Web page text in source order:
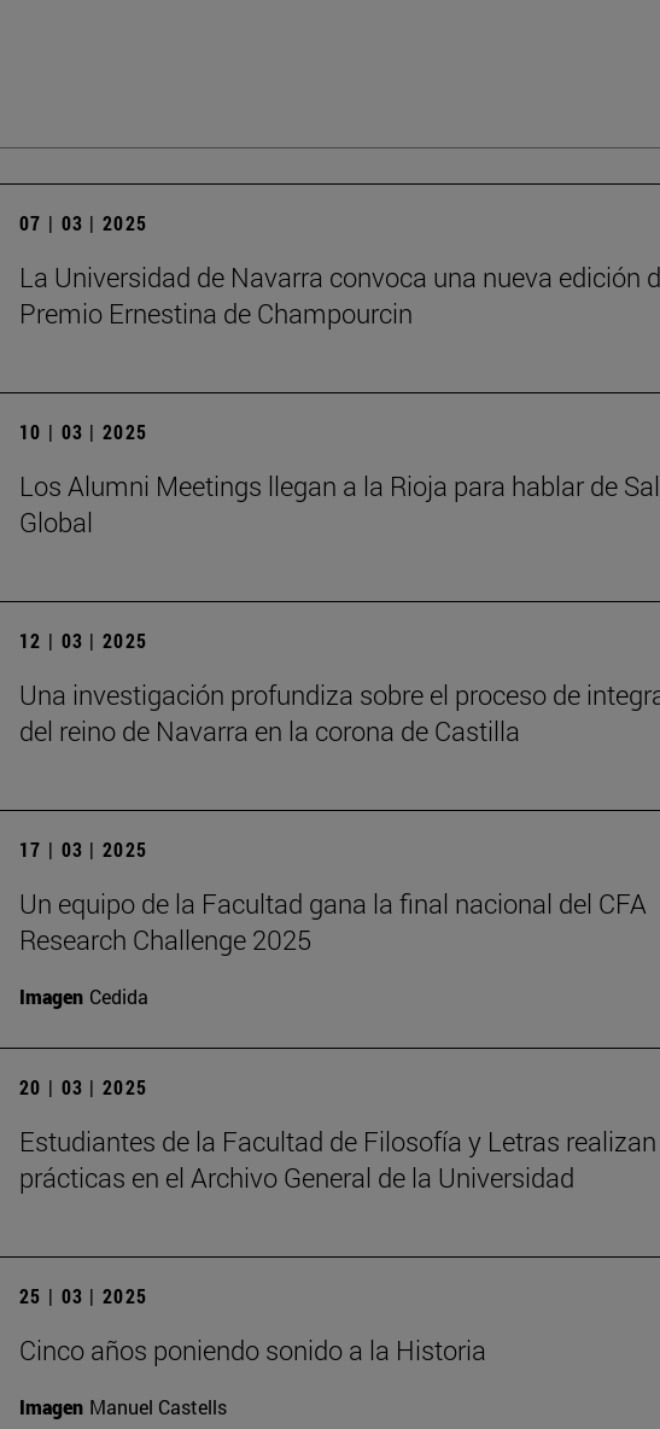
07 | 03 | 2025
La Universidad de Navarra convoca una nueva edición
Premio Ernestina de Champourcin
10 | 03 | 2025
Los Alumni Meetings llegan a la Rioja para hablar de
Global
12 | 03 | 2025
Una investigación profundiza sobre el proceso de
del reino de Navarra en la corona de Castilla
17 | 03 | 2025
Un equipo de la Facultad gana la final nacional del CFA
Research Challenge 2025
Imagen Cedida
20 | 03 | 2025
Estudiantes de la Facultad de Filosofía y Letras realizan
prácticas en el Archivo General de la Universidad
25 | 03 | 2025
Cinco años poniendo sonido a la Historia
Imagen Manuel Castells